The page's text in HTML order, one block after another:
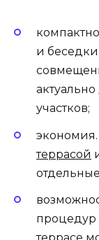
и
участков;
террасой
процедур